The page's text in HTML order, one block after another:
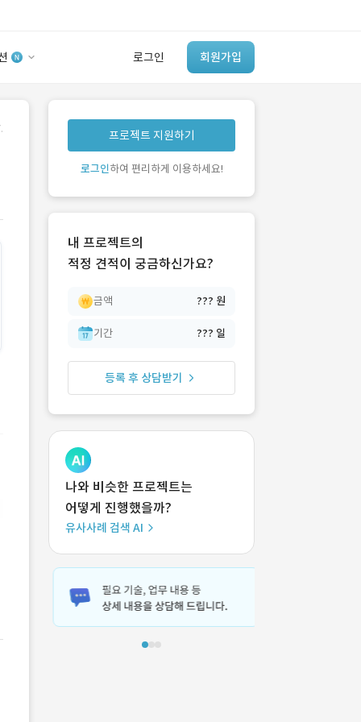
로그인 회원가입
유사사례 검색 AI
‘이런 거’ 만들어본
개발 회사 있어?
프로젝트 지원하기
로그인하여 편리하게 이용하세요!
내 프로젝트의
적정 견적이 궁금하신가요?
금액 ??? 원
기간 ??? 일
등록 후 상담받기
나와 비슷한 프로젝트는
어떻게 진행했을까?
유사사례 검색 AI